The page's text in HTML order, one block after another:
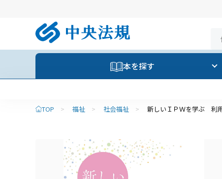
本を探す
TOP > 福祉 > 社会福祉 > 新しいＩＰＷを学ぶ 利